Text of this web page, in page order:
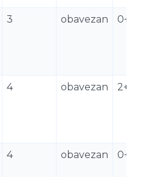
3 obavezan 0+7
4 obavezan 2+2
4 obavezan 0+7